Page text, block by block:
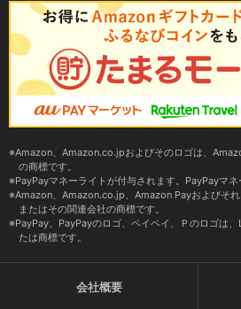
Amazon、Amazon.co.jpおよびそのロゴは、
の商標です。
PayPayマネーライトが付与されます。PayPayマネ
Amazon、Amazon.co.jp、Amazon Payおよびそ
またはその関連会社の商標です。
PayPay、PayPayのロゴ、ペイペイ、Ｐのロゴは
たは商標です。
会社概要